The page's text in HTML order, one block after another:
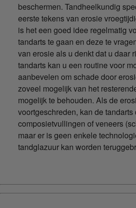
beschermen. Tandheelkundig
eerste tekens van erosie
is het een goed idee regelmatig
tandarts te gaan en deze te
van erosie als u denkt dat u daar
tandarts kan u een routine voor
aanbevelen om schade door
zoveel mogelijk van het
mogelijk te behouden. Als de
voortgeschreden, kan de
composietvullingen of veneers
maar er is geen enkele
tandglazuur kan worden